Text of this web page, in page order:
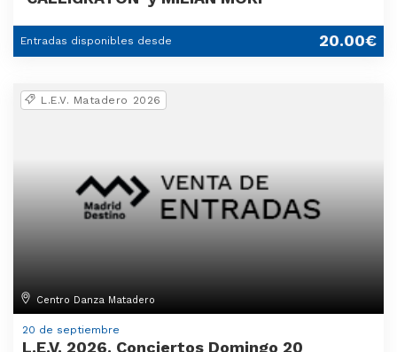
Entradas disponibles desde 20.00€
L.E.V. Matadero 2026
Centro Danza Matadero
20 de septiembre
L.E.V. 2026. Conciertos Domingo 20